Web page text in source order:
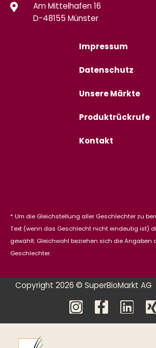
Am Mittelhafen 16
D-48155 Münster
Impressum
Datenschutz
Unsere Märkte
Produktrückrufe
Kontakt
* Um die Gleichstellung aller Geschlechter zu
Text (wenn das Geschlecht nicht eindeutig ist)
gewählt. Gleichwohl beziehen sich die Angaben
Geschlechter.
Copyright 2026 © SuperBioMarkt AG